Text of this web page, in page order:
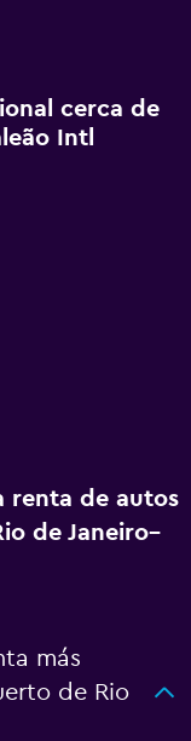
cerca de
Intl
renta de autos
de Janeiro–
más
de Rio